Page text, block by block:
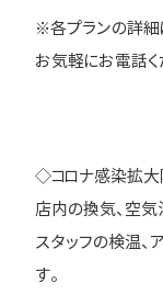
※各プランの詳細
お気軽にお電話
◇コロナ感染拡
店内の換気、空
スタッフの検温、
す。